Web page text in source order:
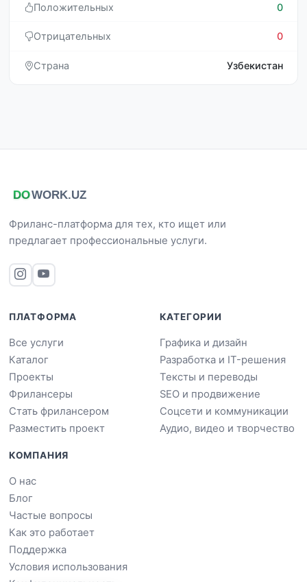
Положительных 0
Отрицательных 0
Страна Узбекистан
Фриланс-платформа для тех, кто ищет или
предлагает профессиональные услуги.
ПЛАТФОРМА
Все услуги
Каталог
Проекты
Фрилансеры
Стать фрилансером
Разместить проект
КАТЕГОРИИ
Графика и дизайн
Разработка и IT-решения
Тексты и переводы
SEO и продвижение
Соцсети и коммуникации
Аудио, видео и творчество
КОМПАНИЯ
О нас
Блог
Частые вопросы
Как это работает
Поддержка
Условия использования